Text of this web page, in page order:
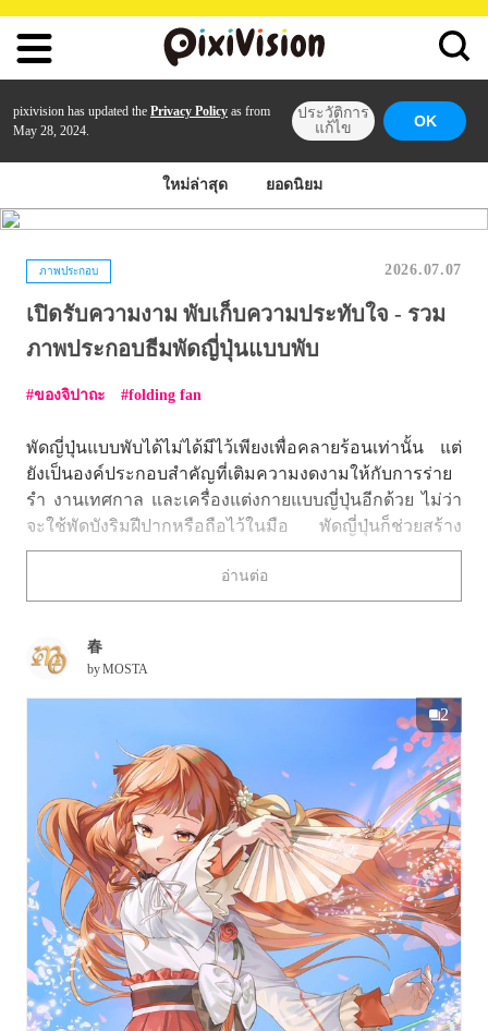
pixivision has updated the Privacy Policy as from
May 28, 2024.
ประวัติการ
แก้ไข
OK
ใหม่ล่าสุด ยอดนิยม
ภาพประกอบ 2026.07.07
เปิดรับความงาม พับเก็บความประทับใจ - รวม
ภาพประกอบธีมพัดญี่ปุ่นแบบพับ
ของจิปาถะ folding fan
พัดญี่ปุ่นแบบพับได้ไม่ได้มีไว้เพียงเพื่อคลายร้อนเท่านั้น แต่
ยังเป็นองค์ประกอบสำคัญที่เติมความงดงามให้กับการร่าย
รำ งานเทศกาล และเครื่องแต่งกายแบบญี่ปุ่นอีกด้วย ไม่ว่า
จะใช้พัดบังริมฝีปากหรือถือไว้ในมือ พัดญี่ปุ่นก็ช่วยสร้าง
ท่วงท่าที่มีเอกลักษณ์และเปี่ยมด้วยเสน่ห์เฉพาะตัว
ครั้งนี้ เราได้รวบรวมภาพประกอบธีมพัดญี่ปุ่นมาให้ทุกคน
อ่านต่อ
春
byMOSTA
2